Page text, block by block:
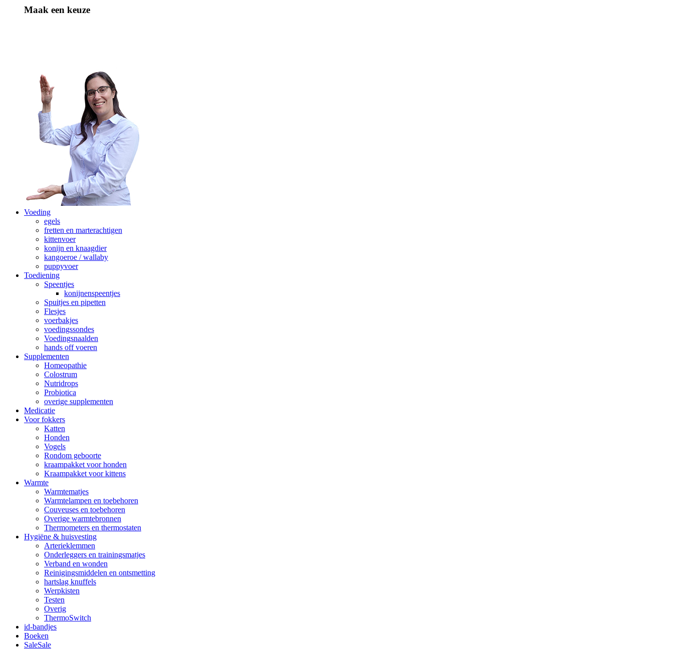
Maak een keuze
Voeding
egels
fretten en marterachtigen
kittenvoer
konijn en knaagdier
kangoeroe / wallaby
puppyvoer
Toediening
Speentjes
konijnenspeentjes
Spuitjes en pipetten
Flesjes
voerbakjes
voedingssondes
Voedingsnaalden
hands off voeren
Supplementen
Homeopathie
Colostrum
Nutridrops
Probiotica
overige supplementen
Medicatie
Voor fokkers
Katten
Honden
Vogels
Rondom geboorte
kraampakket voor honden
Kraampakket voor kittens
Warmte
Warmtematjes
Warmtelampen en toebehoren
Couveuses en toebehoren
Overige warmtebronnen
Thermometers en thermostaten
Hygiëne & huisvesting
Arterieklemmen
Onderleggers en trainingsmatjes
Verband en wonden
Reinigingsmiddelen en ontsmetting
hartslag knuffels
Werpkisten
Testen
Overig
ThermoSwitch
id-bandjes
Boeken
SaleSale